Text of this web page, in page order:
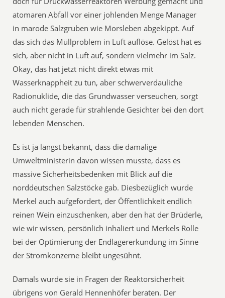
atomaren Abfall vor einer johlenden Menge Manager
in marode Salzgruben wie Morsleben abgekippt. Auf
das sich das Müllproblem in Luft auflöse. Gelöst hat es
sich, aber nicht in Luft auf, sondern vielmehr im Salz.
Okay, das hat jetzt nicht direkt etwas mit
Wasserknappheit zu tun, aber schwerverdauliche
Radionuklide, die das Grundwasser verseuchen, sorgt
auch nicht gerade für strahlende Gesichter bei den dort
lebenden Menschen.
Es ist ja längst bekannt, dass die damalige
Umweltministerin davon wissen musste, dass es
massive Sicherheitsbedenken mit Blick auf die
norddeutschen Salzstöcke gab. Diesbezüglich wurde
Merkel auch aufgefordert, der Öffentlichkeit endlich
reinen Wein einzuschenken, aber den hat der Brüderle,
wie wir wissen, persönlich inhaliert und Merkels Rolle
bei der Optimierung der Endlagererkundung im Sinne
der Stromkonzerne bleibt ungesühnt.
Damals wurde sie in Fragen der Reaktorsicherheit
übrigens von Gerald Hennenhöfer beraten. Der